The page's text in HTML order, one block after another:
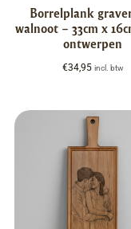
Borrelplank
walnoot – 33cm x
ontwerpen
€34,95 incl. btw